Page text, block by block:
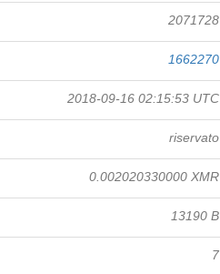
2071728
1662270
2018-09-16 02:15:53 UTC
riservato
0.002020330000 XMR
13190 B
7